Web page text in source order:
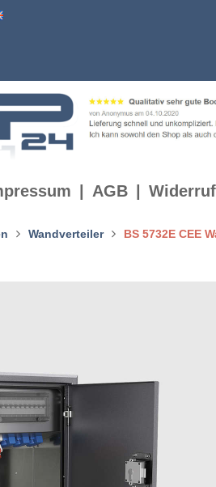
AGB
Wandverteiler BS 5732E CEE